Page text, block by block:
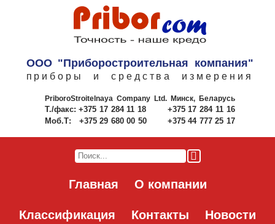
ООО "Приборостроительная компания"
приборы и средства измерения
PriboroStroitelnaya Company Ltd.Минск, Беларусь
Т./факс: +375 17 284 11 18
+375 17 284 11 16
Моб.Т:
+375 29 680 00 50 +375 44 777 25 17
Главная О компании
Классификация Контакты Новости